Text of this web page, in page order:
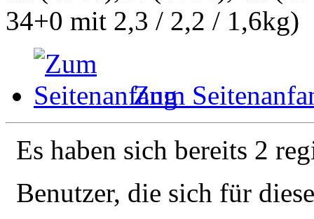
34+0 mit 2,3 / 2,2 / 1,6kg)
Zum
Es haben sich bereits 2
Benutzer, die sich für